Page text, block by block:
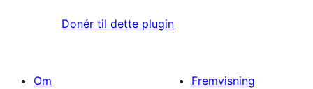
Donér til dette plugin
Om
Fremvisning